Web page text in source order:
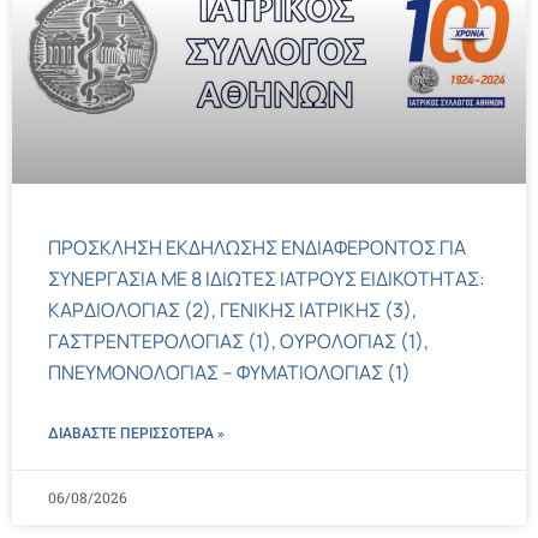
ΠΡΟΣΚΛΗΣΗ ΕΚΔΗΛΩΣΗΣ ΕΝΔΙΑΦΕΡΟΝΤΟΣ ΓΙΑ
ΣΥΝΕΡΓΑΣΙΑ ΜΕ 8 ΙΔΙΩΤΕΣ ΙΑΤΡΟΥΣ ΕΙΔΙΚΟΤΗΤΑΣ:
ΚΑΡΔΙΟΛΟΓΙΑΣ (2), ΓΕΝΙΚΗΣ ΙΑΤΡΙΚΗΣ (3),
ΓΑΣΤΡΕΝΤΕΡΟΛΟΓΙΑΣ (1), ΟΥΡΟΛΟΓΙΑΣ (1),
ΠΝΕΥΜΟΝΟΛΟΓΙΑΣ – ΦΥΜΑΤΙΟΛΟΓΙΑΣ (1)
ΔΙΑΒΑΣΤΕ ΠΕΡΙΣΣΌΤΕΡΑ »
06/08/2026